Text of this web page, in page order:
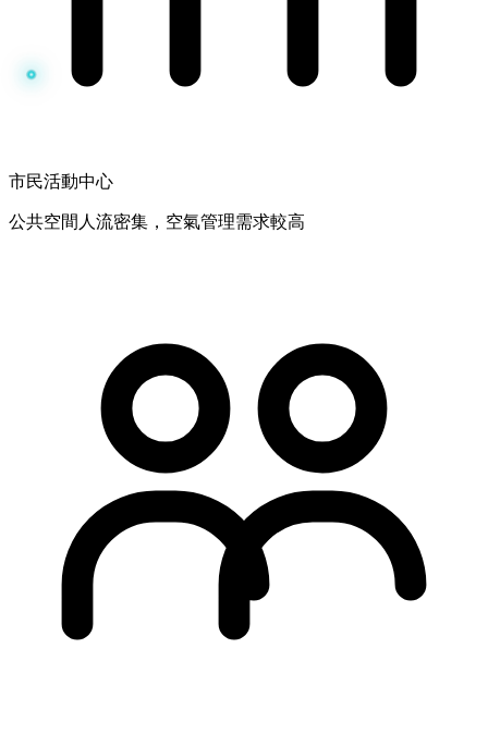
市民活動中心
公共空間人流密集，空氣管理需求較高